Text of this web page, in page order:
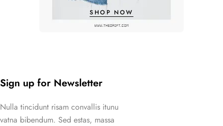
SHOP NOW
Sign up for Newsletter
Nulla tincidunt risam convallis itunu
vatna bibendum. Sed estas, massa